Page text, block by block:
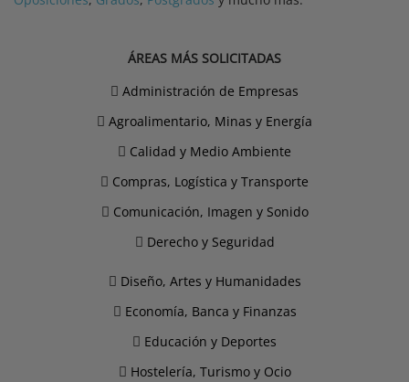
ÁREAS MÁS SOLICITADAS
Administración de Empresas
Agroalimentario, Minas y Energía
Calidad y Medio Ambiente
Compras, Logística y Transporte
Comunicación, Imagen y Sonido
Derecho y Seguridad
Diseño, Artes y Humanidades
Economía, Banca y Finanzas
Educación y Deportes
Hostelería, Turismo y Ocio